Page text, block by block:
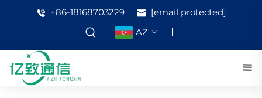
+86-18168703229
[email protected]
AZ